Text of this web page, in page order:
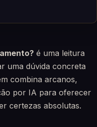
é uma leitura
uma dúvida concreta
combina arcanos,
por IA para oferecer
certezas absolutas.